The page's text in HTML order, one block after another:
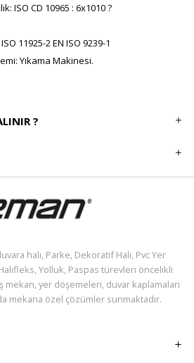
ISO CD 10965 : 6x1010 ?
11925-2 EN ISO 9239-1
Yıkama Makinesi.
?
halı, Parke, Dekoratif Halı, Pvc Yer
Yolluk, Paspas türevleri öncelikli
mekan, yer döşemeleri, duvar kaplamaları
mekana özel çözümler sunmaktadır.